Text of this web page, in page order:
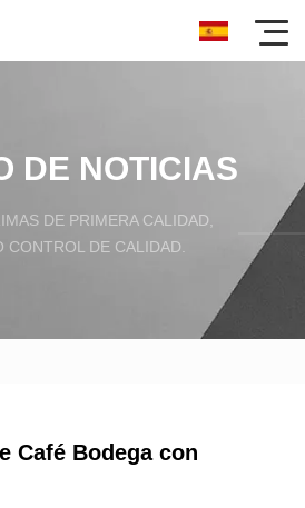
DE NOTICIAS
DE PRIMERA CALIDAD,
CONTROL DE CALIDAD.
Café Bodega con